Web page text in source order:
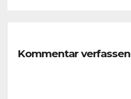
Kommentar verfassen